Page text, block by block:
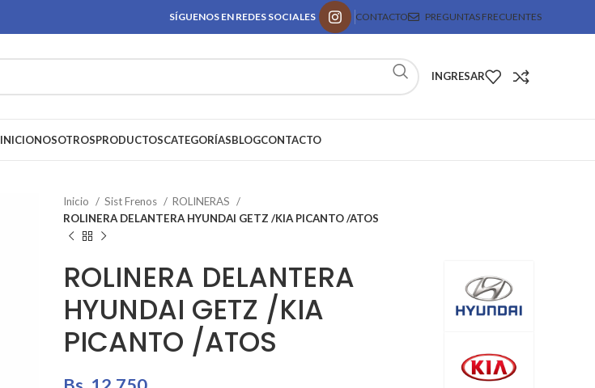
SÍGUENOS EN REDES SOCIALES CONTACTO PREGUNTAS FRECUENTES
INGRESAR
INICIONOSOTROSPRODUCTOSCATEGORÍASBLOGCONTACTO
Inicio Sist Frenos
ROLINERAS
ROLINERA DELANTERA HYUNDAI GETZ /KIA PICANTO /ATOS
ROLINERA DELANTERA
HYUNDAI GETZ /KIA
PICANTO /ATOS